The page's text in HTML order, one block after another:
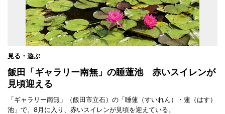
見る・遊ぶ
飯田「ギャラリー南無」の睡蓮池 赤いスイレンが
見頃迎える
「ギャラリー南無」（飯田市立石）の「睡蓮（すいれん）・蓮（はす）
池」で、8月に入り、赤いスイレンが見頃を迎えている。